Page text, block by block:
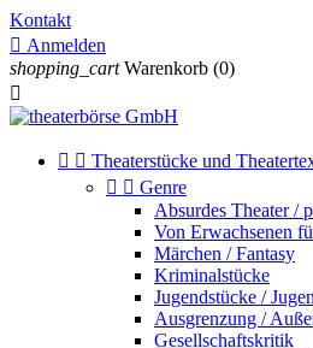
Kontakt
 Anmelden
shopping_cart Warenkorb (0)

  Theaterstücke und
  Genre
Absurdes Theater /
Von Erwachsenen
Märchen / Fantasy
Kriminalstücke
Jugendstücke /
Ausgrenzung /
Gesellschaftskritik